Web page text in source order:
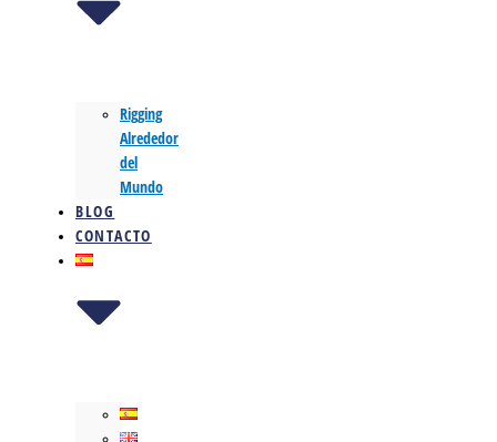
Rigging
Alrededor
del
Mundo
BLOG
CONTACTO